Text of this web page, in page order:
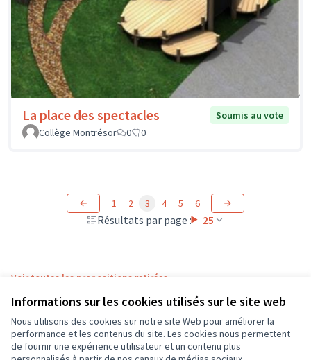
Informations sur les cookies utilisés sur le site web
Nous utilisons des cookies sur notre site Web pour améliorer la
performance et les contenus du site. Les cookies nous permettent
de fournir une expérience utilisateur et un contenu plus
La place des spectacles
Soumis au vote
Collège Montrésor
0 0
Résultats par page : 25
1 2 3 4 5 6
Voir toutes les propositions retirées
Conditions d'utilisation
Paramètres des cookies
CD37 sur XCD37 sur Facebook
CD37 sur Instagram
CD37 sur YouTube